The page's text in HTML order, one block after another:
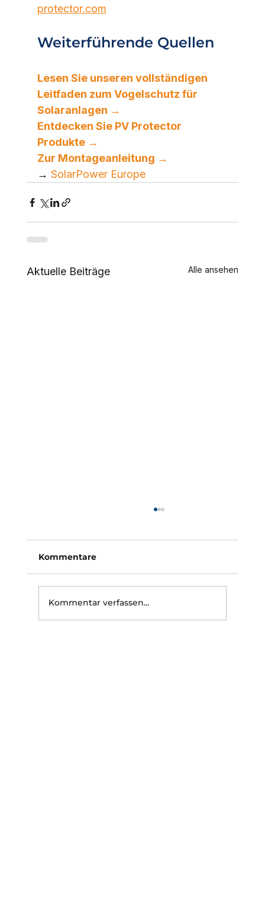
protector.com
Weiterführende Quellen
Lesen Sie unseren vollständigen
Leitfaden zum Vogelschutz für
Solaranlagen →
Entdecken Sie PV Protector
Produkte →
Zur Montageanleitung →
→ SolarPower Europe
Aktuelle Beiträge Alle ansehen
Schadenfall schlecht dastehen
Ist eine Photovoltaik Versicherung sinnvoll?
Frage wird aber erst im Schadenfall gestellt
Kommentare
Kommentar verfassen...